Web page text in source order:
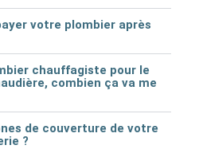
votre plombier après
chauffagiste pour le
combien ça va me
de couverture de votre
?